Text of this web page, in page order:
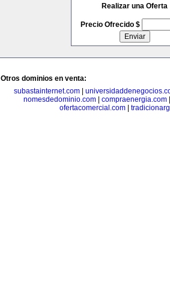
Realizar una Oferta
Precio Ofrecido $
Otros dominios en venta:
subastainternet.com|
nomesdedominio.com| compraenergia.com
ofertacomercial.com